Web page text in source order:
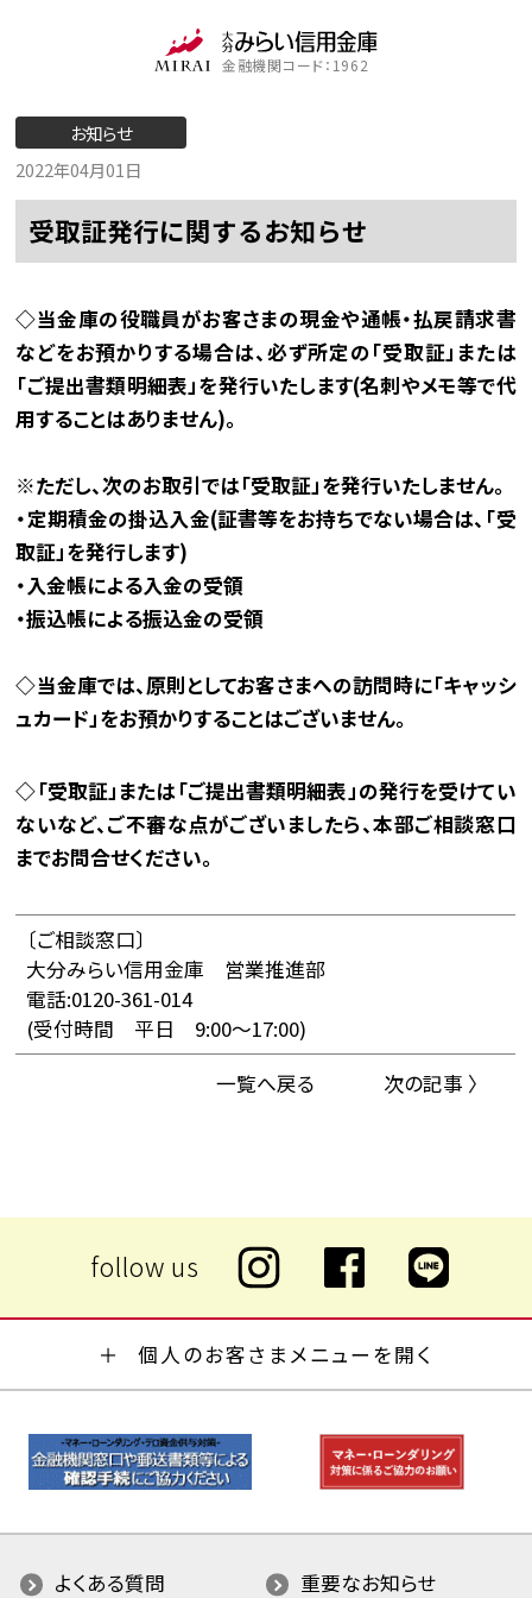
金融機関コード：1962
お知らせ
2022年04月01日
受取証発行に関するお知らせ
◇当金庫の役職員がお客さまの現金や通帳・払戻請求書
などをお預かりする場合は、必ず所定の「受取証」または
「ご提出書類明細表」を発行いたします(名刺やメモ等で代
用することはありません)。
※ただし、次のお取引では「受取証」を発行いたしません。
・定期積金の掛込入金(証書等をお持ちでない場合は、「受
取証」を発行します)
・入金帳による入金の受領
・振込帳による振込金の受領
◇当金庫では、原則としてお客さまへの訪問時に「キャッシ
ュカード」をお預かりすることはございません。
◇「受取証」または「ご提出書類明細表」の発行を受けてい
ないなど、ご不審な点がございましたら、本部ご相談窓口
までお問合せください。
〔ご相談窓口〕
大分みらい信用金庫 営業推進部
電話:0120-361-014
(受付時間 平日 9:00～17:00)
一覧へ戻る
次の記事 〉
個人のお客さまメニューを開く
よくある質問 重要なお知らせ